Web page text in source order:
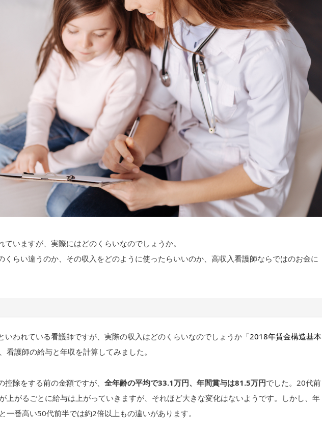
いますが、実際にはどのくらいなのでしょうか。
くらい違うのか、その収入をどのように使ったらいいのか、高収入看護師ならではのお金に
いわれている看護師ですが、実際の収入はどのくらいなのでしょうか「2018年賃金構造基本
看護師の給与と年収を計算してみました。
除をする前の金額ですが、 全年齢の平均で33.1万円、年間賞与は81.5万円でした。20代前
上がるごとに給与は上がっていきますが、それほど大きな変化はないようです。しかし、年
一番高い50代前半では約2倍以上もの違いがあります。